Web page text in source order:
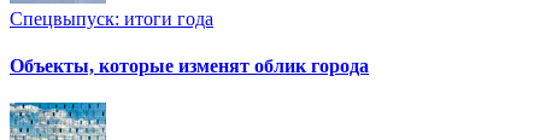
Спецвыпуск: итоги года
Объекты, которые изменят облик города